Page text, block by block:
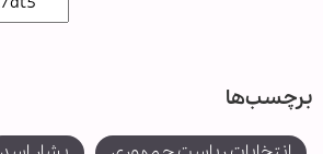
برچسب‌ها